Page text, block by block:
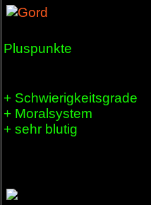
Pluspunkte
+ Schwierigkeitsgrade
+ Moralsystem
+ sehr blutig